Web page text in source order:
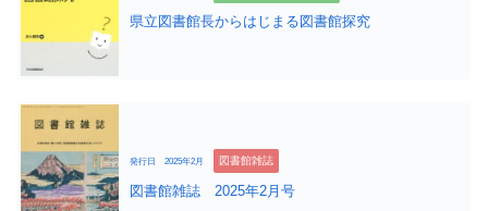
県立図書館長からはじまる図書館探究
発行日 2025年2月 図書館雑誌
図書館雑誌 2025年2月号